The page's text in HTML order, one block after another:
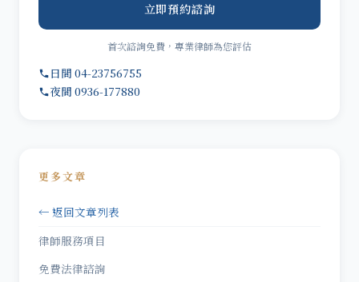
立即預約諮詢
首次諮詢免費，專業律師為您評估
日間 04-23756755
夜間 0936-177880
更多文章
← 返回文章列表
律師服務項目
免費法律諮詢